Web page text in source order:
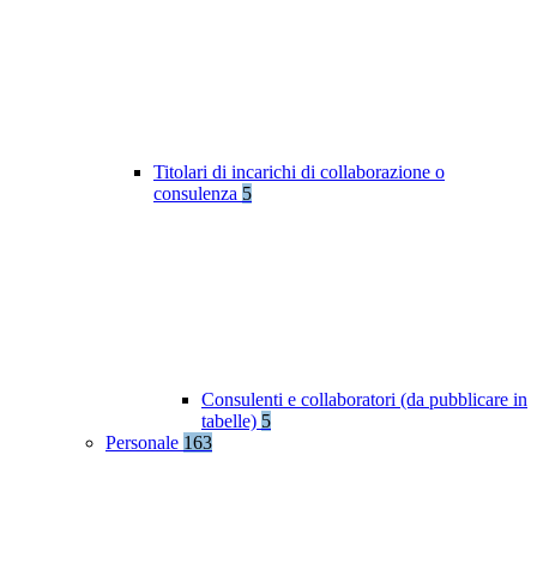
Titolari di incarichi di collaborazione o
consulenza 5
Consulenti e collaboratori (da pubblicare in
tabelle) 5
Personale 163